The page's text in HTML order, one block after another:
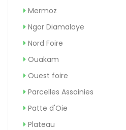
Mermoz
Ngor Diamalaye
Nord Foire
Ouakam
Ouest foire
Parcelles Assainies
Patte d'Oie
Plateau